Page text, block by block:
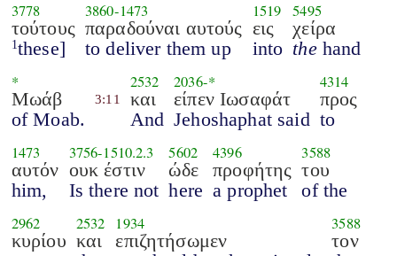
3778
τούτους
1 these]
3860-1473
παραδούναι αυτούς
to deliver them up
1519
εις
into
5495
χείρα
thehand
*
Μωάβ
of Moab.
3:11
2532
και
And
2036-*
είπεν Ιωσαφάτ
Jehoshaphat said
4314
προς
to
1473
αυτόν
him,
3756-1510.2.3
ουκ έστιν
Is there not
5602
ώδε
here
4396
προφήτης
a prophet
3588
του
of the
2962
κυρίου
2532
και
1934
επιζητήσωμεν
3588
τον